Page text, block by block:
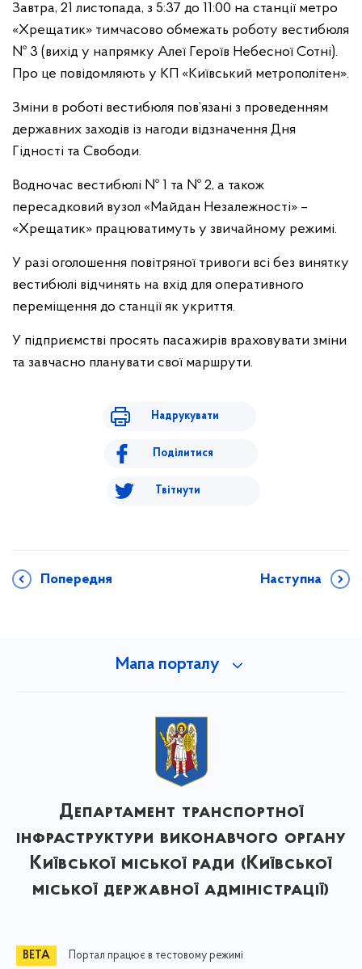
Завтра, 21 листопада, з 5:37 до 11:00 на станції метро
«Хрещатик» тимчасово обмежать роботу вестибюля
№ 3 (вихід у напрямку Алеї Героїв Небесної Сотні).
Про це повідомляють у КП «Київський метрополітен».
Зміни в роботі вестибюля пов’язані з проведенням
державних заходів із нагоди відзначення Дня
Гідності та Свободи.
Водночас вестибюлі № 1 та № 2, а також
пересадковий вузол «Майдан Незалежності» –
«Хрещатик» працюватимуть у звичайному режимі.
У разі оголошення повітряної тривоги всі без винятку
вестибюлі відчинять на вхід для оперативного
переміщення до станції як укриття.
У підприємстві просять пасажирів враховувати зміни
та завчасно планувати свої маршрути.
Надрукувати
Поділитися
Твітнути
Попередня Наступна
Мапа порталу
Департамент транспортної
інфраструктури виконавчого органу
Київської міської ради (Київської
міської державної адміністрації)
Портал працює в тестовому режимі